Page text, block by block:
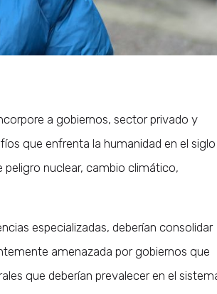
a gobiernos, sector privado y
que enfrenta la humanidad en el siglo
peligro nuclear, cambio climático,
especializadas, deberían consolidar
amenazada por gobiernos que
que deberían prevalecer en el